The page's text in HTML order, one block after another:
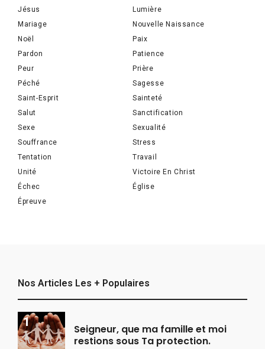
Jésus
Lumière
Mariage
Nouvelle Naissance
Noël
Paix
Pardon
Patience
Peur
Prière
Péché
Sagesse
Saint-Esprit
Sainteté
Salut
Sanctification
Sexe
Sexualité
Souffrance
Stress
Tentation
Travail
Unité
Victoire En Christ
Échec
Église
Épreuve
Nos Articles Les + Populaires
Seigneur, que ma famille et moi
restions sous Ta protection.